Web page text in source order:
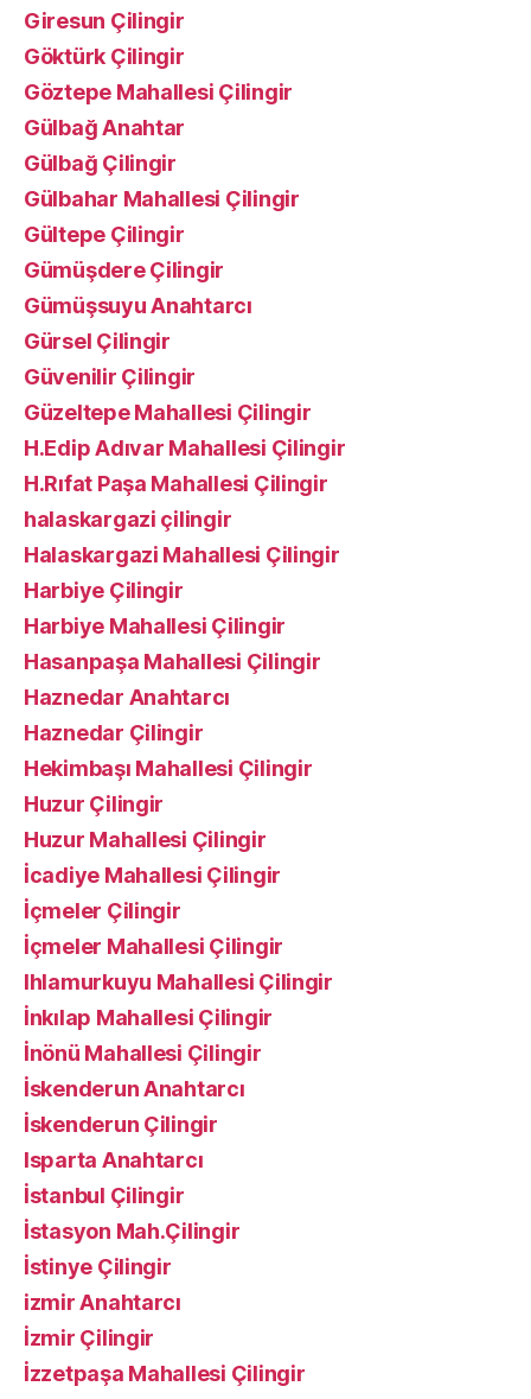
Giresun Çilingir
Göktürk Çilingir
Göztepe Mahallesi Çilingir
Gülbağ Anahtar
Gülbağ Çilingir
Gülbahar Mahallesi Çilingir
Gültepe Çilingir
Gümüşdere Çilingir
Gümüşsuyu Anahtarcı
Gürsel Çilingir
Güvenilir Çilingir
Güzeltepe Mahallesi Çilingir
H.Edip Adıvar Mahallesi Çilingir
H.Rıfat Paşa Mahallesi Çilingir
halaskargazi çilingir
Halaskargazi Mahallesi Çilingir
Harbiye Çilingir
Harbiye Mahallesi Çilingir
Hasanpaşa Mahallesi Çilingir
Haznedar Anahtarcı
Haznedar Çilingir
Hekimbaşı Mahallesi Çilingir
Huzur Çilingir
Huzur Mahallesi Çilingir
İcadiye Mahallesi Çilingir
İçmeler Çilingir
İçmeler Mahallesi Çilingir
Ihlamurkuyu Mahallesi Çilingir
İnkılap Mahallesi Çilingir
İnönü Mahallesi Çilingir
İskenderun Anahtarcı
İskenderun Çilingir
Isparta Anahtarcı
İstanbul Çilingir
İstasyon Mah.Çilingir
İstinye Çilingir
izmir Anahtarcı
İzmir Çilingir
İzzetpaşa Mahallesi Çilingir